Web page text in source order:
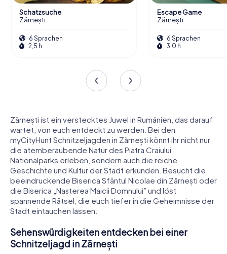
Schatzsuche
Zărnești
6 Sprachen
2,5 h
Escape Game
Zărnești
6 Sprachen
3,0 h
Zărnești ist ein verstecktes Juwel in Rumänien, das darauf
wartet, von euch entdeckt zu werden. Bei den
myCityHunt Schnitzeljagden in Zărnești könnt ihr nicht nur
die atemberaubende Natur des Piatra Craiului
Nationalparks erleben, sondern auch die reiche
Geschichte und Kultur der Stadt erkunden. Besucht die
beeindruckende Biserica Sfântul Nicolae din Zărnești oder
die Biserica „Nașterea Maicii Domnului” und löst
spannende Rätsel, die euch tiefer in die Geheimnisse der
Stadt eintauchen lassen.
Sehenswürdigkeiten entdecken bei einer
Schnitzeljagd in Zărnești